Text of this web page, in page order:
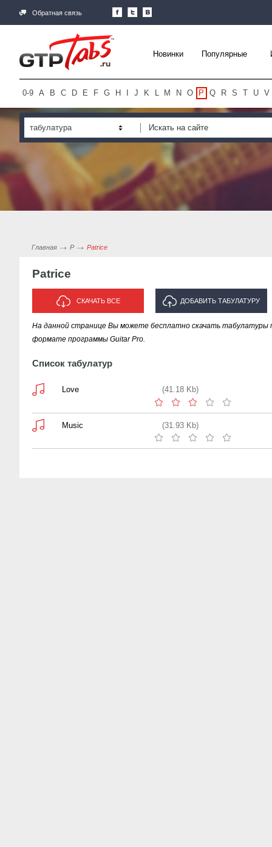
Обратная связь
Новинки Популярные
0-9 A B C D E F G H J K L M N O P Q R S T U V
табулатура
Главная P Patrice
Patrice
СКАЧАТЬ ВСЕ ДОБАВИТЬ ТАБУЛАТУРУ
ИСПОЛНИТЕЛЯ "PATRICE"
На данной странице Вы можете бесплатно скачать табулатуры
формате программы Guitar Pro.
Список табулатур
Love (41.18 Kb)
Music (31.93 Kb)